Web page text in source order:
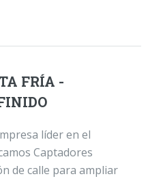
FRÍA -
líder en el
Captadores
de calle para ampliar